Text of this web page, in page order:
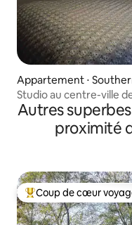
Appartement ⋅
Studio au centre-ville
Autres
proximité
Coups de cœur
Coup de cœur